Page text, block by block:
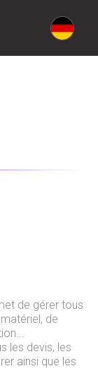
de gérer tous
de
les devis, les
ainsi que les